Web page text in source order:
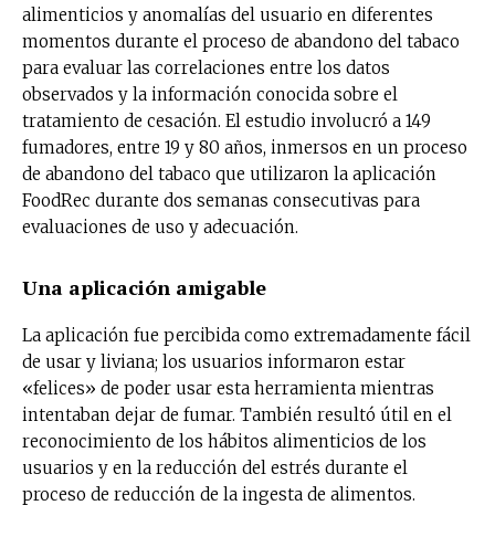
alimenticios y anomalías del usuario en diferentes
momentos durante el proceso de abandono del tabaco
para evaluar las correlaciones entre los datos
observados y la información conocida sobre el
tratamiento de cesación. El estudio involucró a 149
fumadores, entre 19 y 80 años, inmersos en un proceso
de abandono del tabaco que utilizaron la aplicación
FoodRec durante dos semanas consecutivas para
evaluaciones de uso y adecuación.
Una aplicación amigable
La aplicación fue percibida como extremadamente fácil
de usar y liviana; los usuarios informaron estar
«felices» de poder usar esta herramienta mientras
intentaban dejar de fumar. También resultó útil en el
reconocimiento de los hábitos alimenticios de los
usuarios y en la reducción del estrés durante el
proceso de reducción de la ingesta de alimentos.